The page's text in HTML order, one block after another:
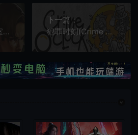
金德曼积善医务室(The Kindeman Remedy)医院模拟经营游戏|下载
下一篇：
犯罪时刻(Crime O'Clock)简中|PC|时间探索解谜游戏